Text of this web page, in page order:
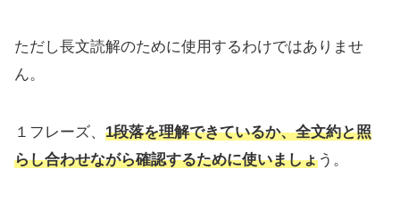
ただし長文読解のために使用するわけではありませ
ん。
１フレーズ、 1段落を理解できているか、全文約と照
らし合わせながら確認するために使いましょう。